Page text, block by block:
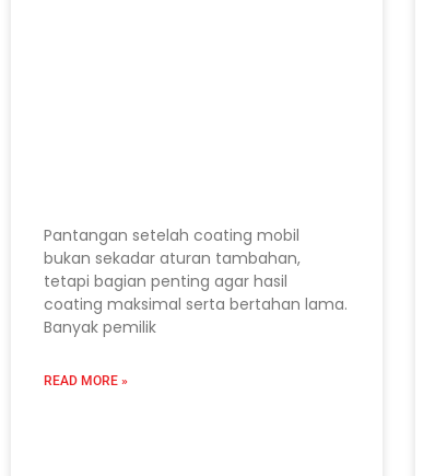
Pantangan setelah coating mobil
bukan sekadar aturan tambahan,
tetapi bagian penting agar hasil
coating maksimal serta bertahan lama.
Banyak pemilik
READ MORE »